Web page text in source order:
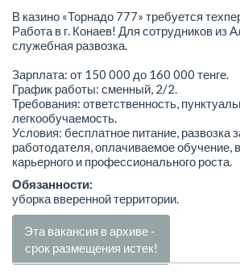
В казино «Торнадо 777» требуется
Работа в г. Конаев! Для сотрудников из
служебная развозка.
Зарплата: от 150 000 до 160 000 тенге.
График работы: сменный, 2/2.
Требования: ответственность,
легкообучаемость.
Условия: бесплатное питание, развозка
работодателя, оплачиваемое обучение,
карьерного и профессионального роста.
Обязанности:
уборка вверенной территории.
Эта вакансия в архиве -
срок размещения истек!